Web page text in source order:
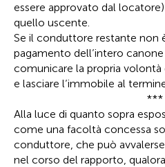
essere approvato dal
quello uscente.
Se il conduttore restante non
pagamento dell’intero
comunicare la propria
e lasciare l’immobile al
***
Alla luce di quanto sopra
come una facoltà concessa
conduttore, che può
nel corso del rapporto,